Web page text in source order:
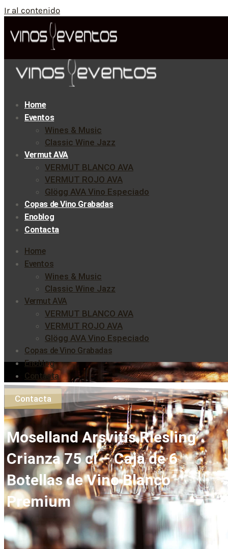
Ir al contenido
Home
Eventos
Wines & Music
Classic Wine Jazz
Vermut AVA
VERMUT BLANCO AVA
VERMUT ROJO AVA
Glögg AVA Vino Especiado
Copas de Vino Grabadas
Enoblog
Contacta
Home
Eventos
Wines & Music
Classic Wine Jazz
Vermut AVA
VERMUT BLANCO AVA
VERMUT ROJO AVA
Glögg AVA Vino Especiado
Copas de Vino Grabadas
Enoblog
Contacta
Contacta
Moselland Arsvitis Riesling
Crianza 75 cl – Caja de 6
Botellas de Vino Blanco
Premium